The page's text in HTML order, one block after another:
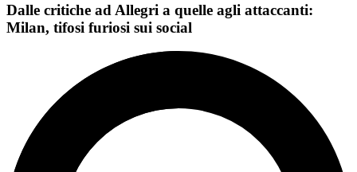
Dalle critiche ad Allegri a quelle agli attaccanti:
Milan, tifosi furiosi sui social